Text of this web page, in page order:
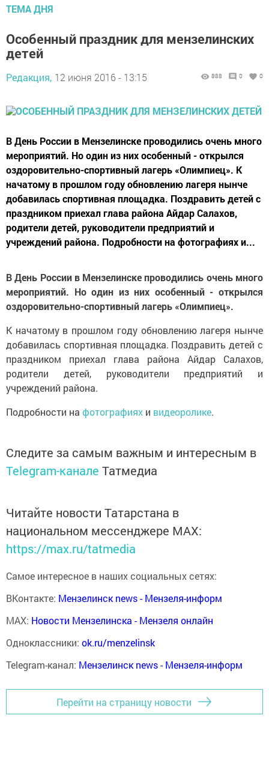
ТЕМА ДНЯ
Особенный праздник для мензелинских
детей
Редакция, 12 июня 2016 - 13:15 888 0 0
В День России в Мензелинске проводились очень много
мероприятий. Но один из них особенный - открылся
оздоровительно-спортивный лагерь «Олимпиец». К
начатому в прошлом году обновлению лагеря нынче
добавилась спортивная площадка. Поздравить детей с
праздником приехал глава района Айдар Салахов,
родители детей, руководители предприятий и
учреждений района. Подробности на фотографиях и...
В День России в Мензелинске проводились очень много
мероприятий. Но один из них особенный - открылся
оздоровительно-спортивный лагерь «Олимпиец».
К начатому в прошлом году обновлению лагеря нынче
добавилась спортивная площадка. Поздравить детей с
праздником приехал глава района Айдар Салахов,
родители детей, руководители предприятий и
учреждений района.
Подробности на фотографиях и видеоролике.
Следите за самым важным и интересным в
Telegram-канале Татмедиа
Читайте новости Татарстана в
национальном мессенджере MАХ:
https://max.ru/tatmedia
Самое интересное в наших социальных сетях:
ВКонтакте: Мензелинск news - Мензеля-информ
MAX: Новости Мензелинска - Мензеля онлайн
Одноклассники: ok.ru/menzelinsk
Telegram-канал: Мензелинск news - Мензеля-информ
Перейти на страницу новости